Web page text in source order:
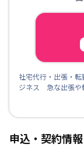
社宅代行・出張・
ジネス 急な出張や
申込・契約情報